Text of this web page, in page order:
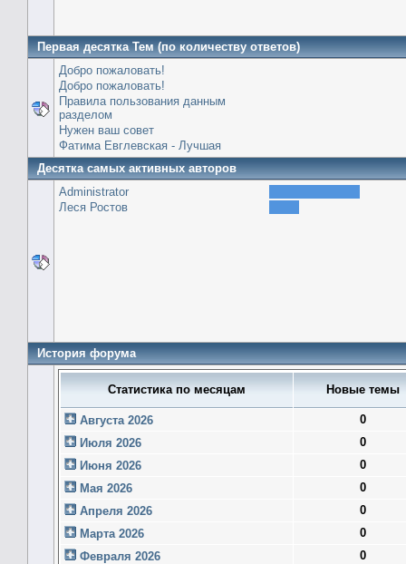
Первая десятка Тем (по количеству ответов)
Добро пожаловать!
Добро пожаловать!
Правила пользования данным
разделом
Нужен ваш совет
Фатима Евглевская - Лучшая
Десятка самых активных авторов
Administrator
Леся Ростов
История форума
Статистика по месяцам Новые темы
Августа 2026
0
Июля 2026
0
Июня 2026
0
Мая 2026
0
Апреля 2026
0
Марта 2026
0
Февраля 2026
0